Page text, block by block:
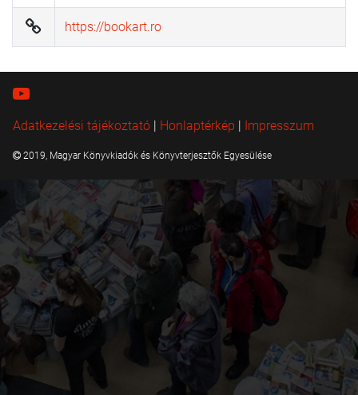
https://bookart.ro
Adatkezelési tájékoztató | Honlaptérkép | Impresszum
2019, Magyar Könyvkiadók és Könyvterjesztők Egyesülése